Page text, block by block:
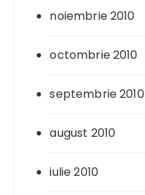
noiembrie 2010
octombrie 2010
septembrie 2010
august 2010
iulie 2010